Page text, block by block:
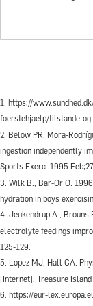
1. https://
foerstehjaelp/tilstande-
2. Below PR, Mora-
ingestion independently
Sports Exerc. 1995
3. Wilk B., Bar-Or O.
hydration in boys
4. Jeukendrup A., Brouns
electrolyte feedings
125-129.
5. Lopez MJ, Hall CA.
[Internet]. Treasure
6. https://eur-